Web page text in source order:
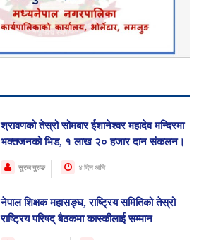
श्रावणको तेस्रो सोमबार ईशानेश्वर महादेव मन्दिरमा
भक्तजनको भिड, १ लाख २० हजार दान संकलन।
सुरज गुरुङ ४ दिन अघि
नेपाल शिक्षक महासङ्घ, राष्ट्रिय समितिको तेस्रो
राष्ट्रिय परिषद् बैठकमा कास्कीलाई सम्मान